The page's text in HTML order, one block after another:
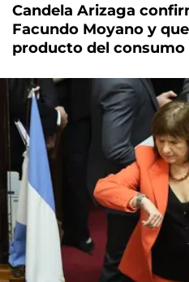
Candela Arizaga
Facundo Moyano y
producto del consumo